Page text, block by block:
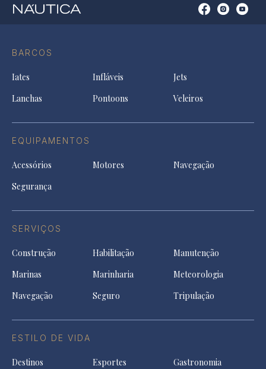
BARCOS
Iates Infláveis
Jets
Lanchas
Pontoons Veleiros
EQUIPAMENTOS
Acessórios Motores
Navegação
Segurança
SERVIÇOS
Construção Habilitação
Manutenção
Marinas
Marinharia
Meteorologia
Navegação
Seguro Tripulação
ESTILO DE VIDA
Destinos Esportes
Gastronomia
OpenOpenOpen